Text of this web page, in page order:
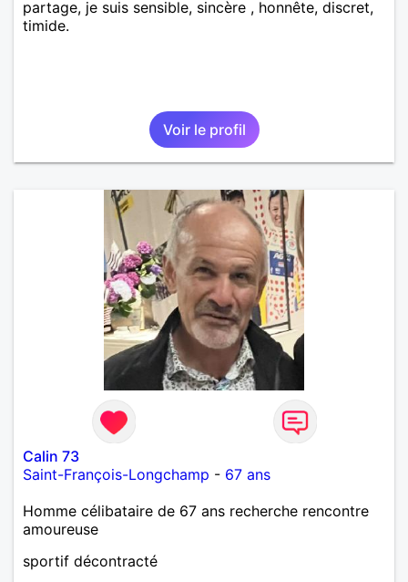
partage, je suis sensible, sincère , honnête, discret,
timide.
Voir le profil
Calin 73
Saint-François-Longchamp - 67 ans
Homme célibataire de 67 ans recherche rencontre
amoureuse
sportif décontracté